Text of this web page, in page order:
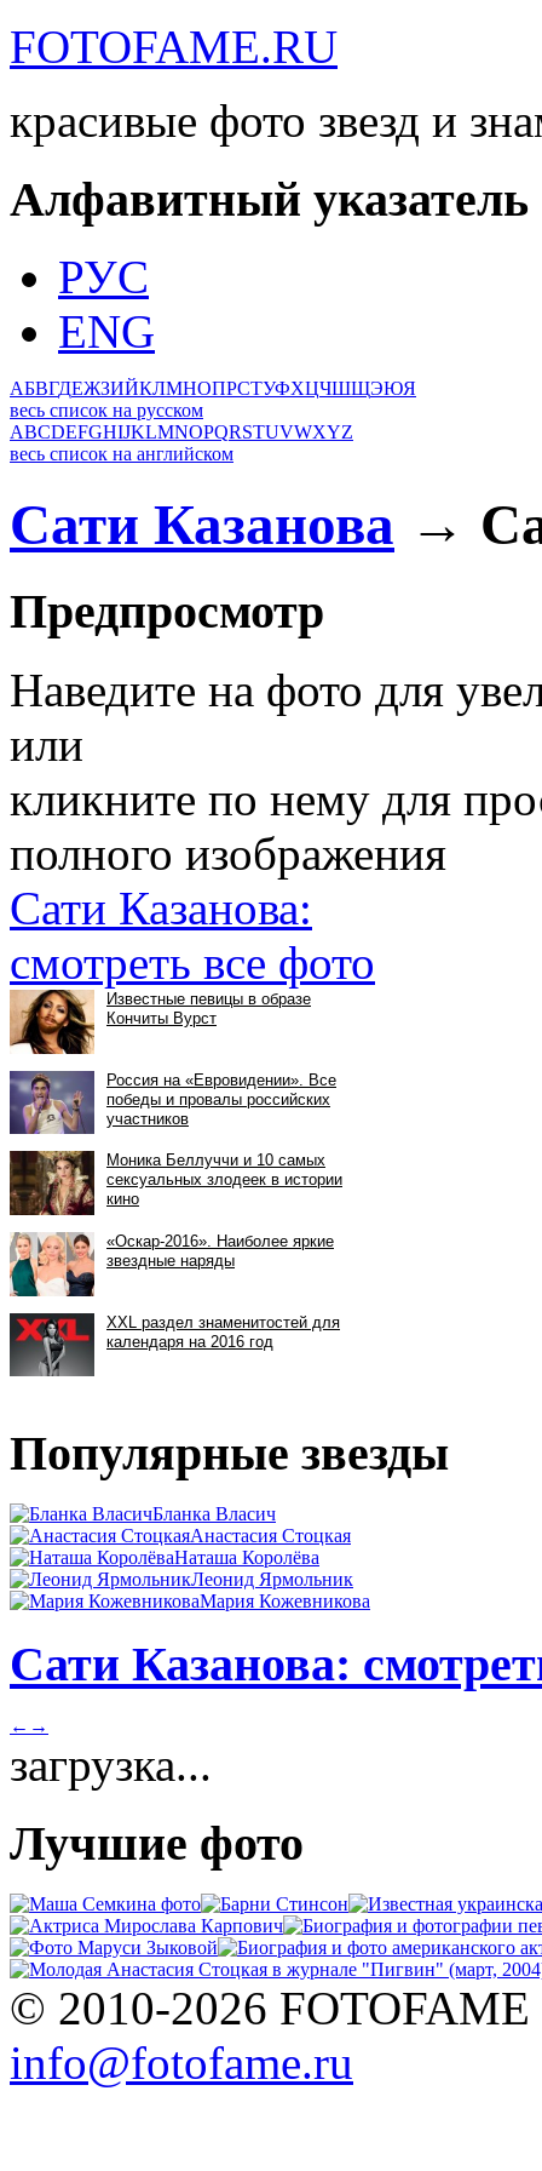
FOTOFAME.RU
красивые фото звезд и
Алфавитный указатель
РУС
ENG
АБВГДЕЖЗИЙКЛМНОПРСТУФХЦЧШЩЭЮЯ
весь список на русском
ABCDEFGHIJKLMNOPQRSTUVWXYZ
весь список на английском
Сати Казанова →
Предпросмотр
Наведите на фото для
или
кликните по нему для
полного изображения
Сати Казанова:
смотреть все фото
Популярные звезды
Бланка Власич
Анастасия Стоцкая
Наташа Королёва
Леонид Ярмольник
Мария Кожевникова
Сати Казанова:
← →
загрузка...
Лучшие фото
© 2010-2026 FOTOFAME
info@fotofame.ru